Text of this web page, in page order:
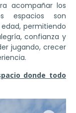
acompañar los
espacios son
permitiendo
confianza y
jugando, crecer
donde todo